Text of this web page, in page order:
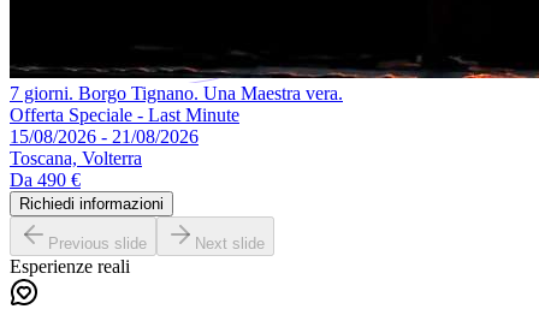
7 giorni. Borgo Tignano. Una Maestra vera.
Offerta Speciale - Last Minute
15/08/2026 - 21/08/2026
Toscana, Volterra
Da 490 €
Richiedi informazioni
Previous slide Next slide
Esperienze reali